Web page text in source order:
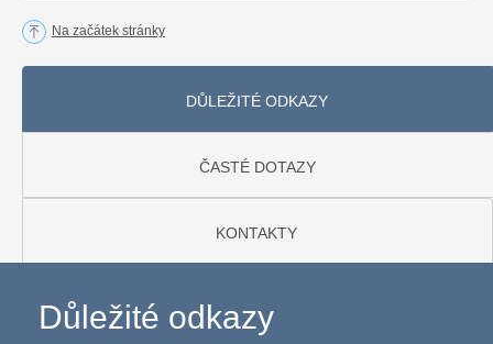
Na začátek stránky
DŮLEŽITÉ ODKAZY
ČASTÉ DOTAZY
KONTAKTY
Důležité odkazy